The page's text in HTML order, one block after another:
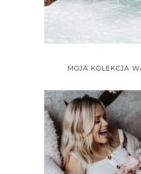
MOJA KOLEKCJA